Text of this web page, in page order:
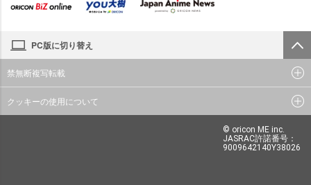
PC版に切り替え
禁無断複写転載
クッキーの使用について
© oricon ME inc.
JASRAC許諾番号：
9009642140Y38026